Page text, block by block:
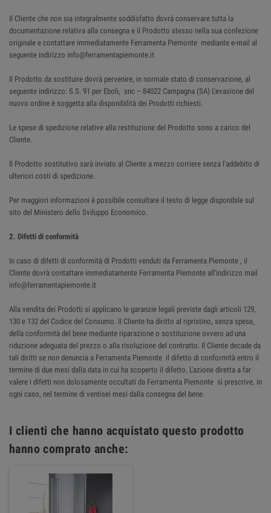
Il Cliente che non sia integralmente soddisfatto dovrà conservare tutta la
documentazione relativa alla consegna e il Prodotto stesso nella sua confezione
originale e contattare immediatamente Ferramenta Piemonte mediante e-mail al
seguente indirizzo info@ferramentapiemonte.it
Il Prodotto da sostituire dovrà pervenire, in normale stato di conservazione, al
seguente indirizzo: S.S. 91 per Eboli, snc – 84022 Campagna (SA) L'evasione del
nuovo ordine è soggetta alla disponibilità dei Prodotti richiesti.
Le spese di spedizione relative alla restituzione del Prodotto sono a carico del
Cliente.
Il Prodotto sostitutivo sarà inviato al Cliente a mezzo corriere senza l'addebito di
ulteriori costi di spedizione.
Per maggiori informazioni è possibile consultare il testo di legge disponibile sul
sito del Ministero dello Sviluppo Economico.
2. Difetti di conformità
In caso di difetti di conformità di Prodotti venduti da Ferramenta Piemonte , il
Cliente dovrà contattare immediatamente Ferramenta Piemonte all'indirizzo mail
info@ferramentapiemonte.it
Alla vendita dei Prodotti si applicano le garanzie legali previste dagli articoli 129,
130 e 132 del Codice del Consumo. Il Cliente ha diritto al ripristino, senza spese,
della conformità del bene mediante riparazione o sostituzione ovvero ad una
riduzione adeguata del prezzo o alla risoluzione del contratto. Il Cliente decade da
tali diritti se non denuncia a Ferramenta Piemonte il difetto di conformità entro il
termine di due mesi dalla data in cui ha scoperto il difetto. L'azione diretta a far
valere i difetti non dolosamente occultati da Ferramenta Piemonte sì prescrive, in
ogni caso, nel termine di ventisei mesi dalla consegna del bene.
I clienti che hanno acquistato questo prodotto
hanno comprato anche: